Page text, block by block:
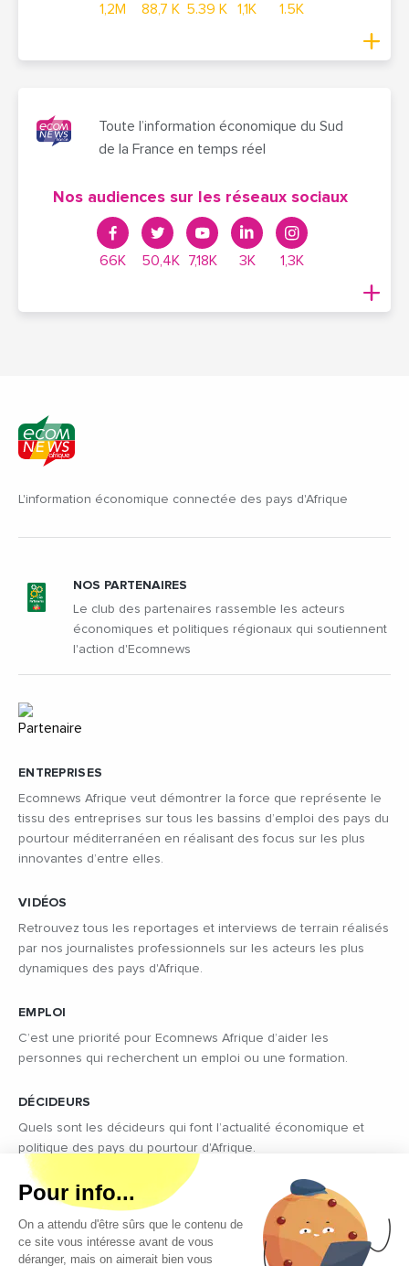
1,2M 88,7 K 5.39 K 1,1K 1.5K
Toute l’information économique du Sud
de la France en temps réel
Nos audiences sur les réseaux sociaux
66K 50,4K 7,18K 3K 1,3K
L'information économique connectée des pays d'Afrique
ENTREPRISES
Ecomnews Afrique veut démontrer la force que représente le
tissu des entreprises sur tous les bassins d’emploi des pays du
pourtour méditerranéen en réalisant des focus sur les plus
innovantes d’entre elles.
VIDÉOS
Retrouvez tous les reportages et interviews de terrain réalisés
par nos journalistes professionnels sur les acteurs les plus
dynamiques des pays d'Afrique.
EMPLOI
C’est une priorité pour Ecomnews Afrique d’aider les
personnes qui recherchent un emploi ou une formation.
DÉCIDEURS
Quels sont les décideurs qui font l’actualité économique et
politique des pays du pourtour d'Afrique.
NOS PARTENAIRES
Le club des partenaires rassemble les acteurs
économiques et politiques régionaux qui soutiennent
l'action d'Ecomnews